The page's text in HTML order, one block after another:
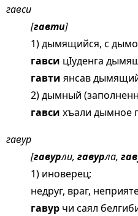
гавси
[гавти]
1) дымящийся, с
гавси цIуденга
гавти янсав
2) дымный
гавси хъали дымное
гавур
[гавурли, гавурла,
1) иноверец;
недруг, враг,
гавур чи саял